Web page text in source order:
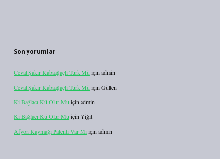
Son yorumlar
Cevat Şakir Kabaağaçlı Türk Mü için admin
Cevat Şakir Kabaağaçlı Türk Mü için Gülten
Ki Bağlacı Kü Olur Mu için admin
Ki Bağlacı Kü Olur Mu için Yiğit
Afyon Kaymağı Patenti Var Mıiçin admin